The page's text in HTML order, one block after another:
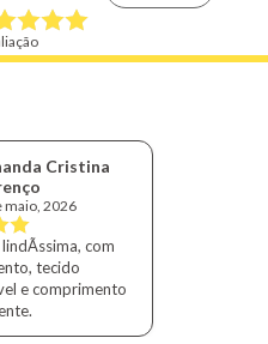
Cristina
maio, 2026
com
tecido
e comprimento